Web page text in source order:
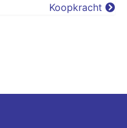
Koopkracht